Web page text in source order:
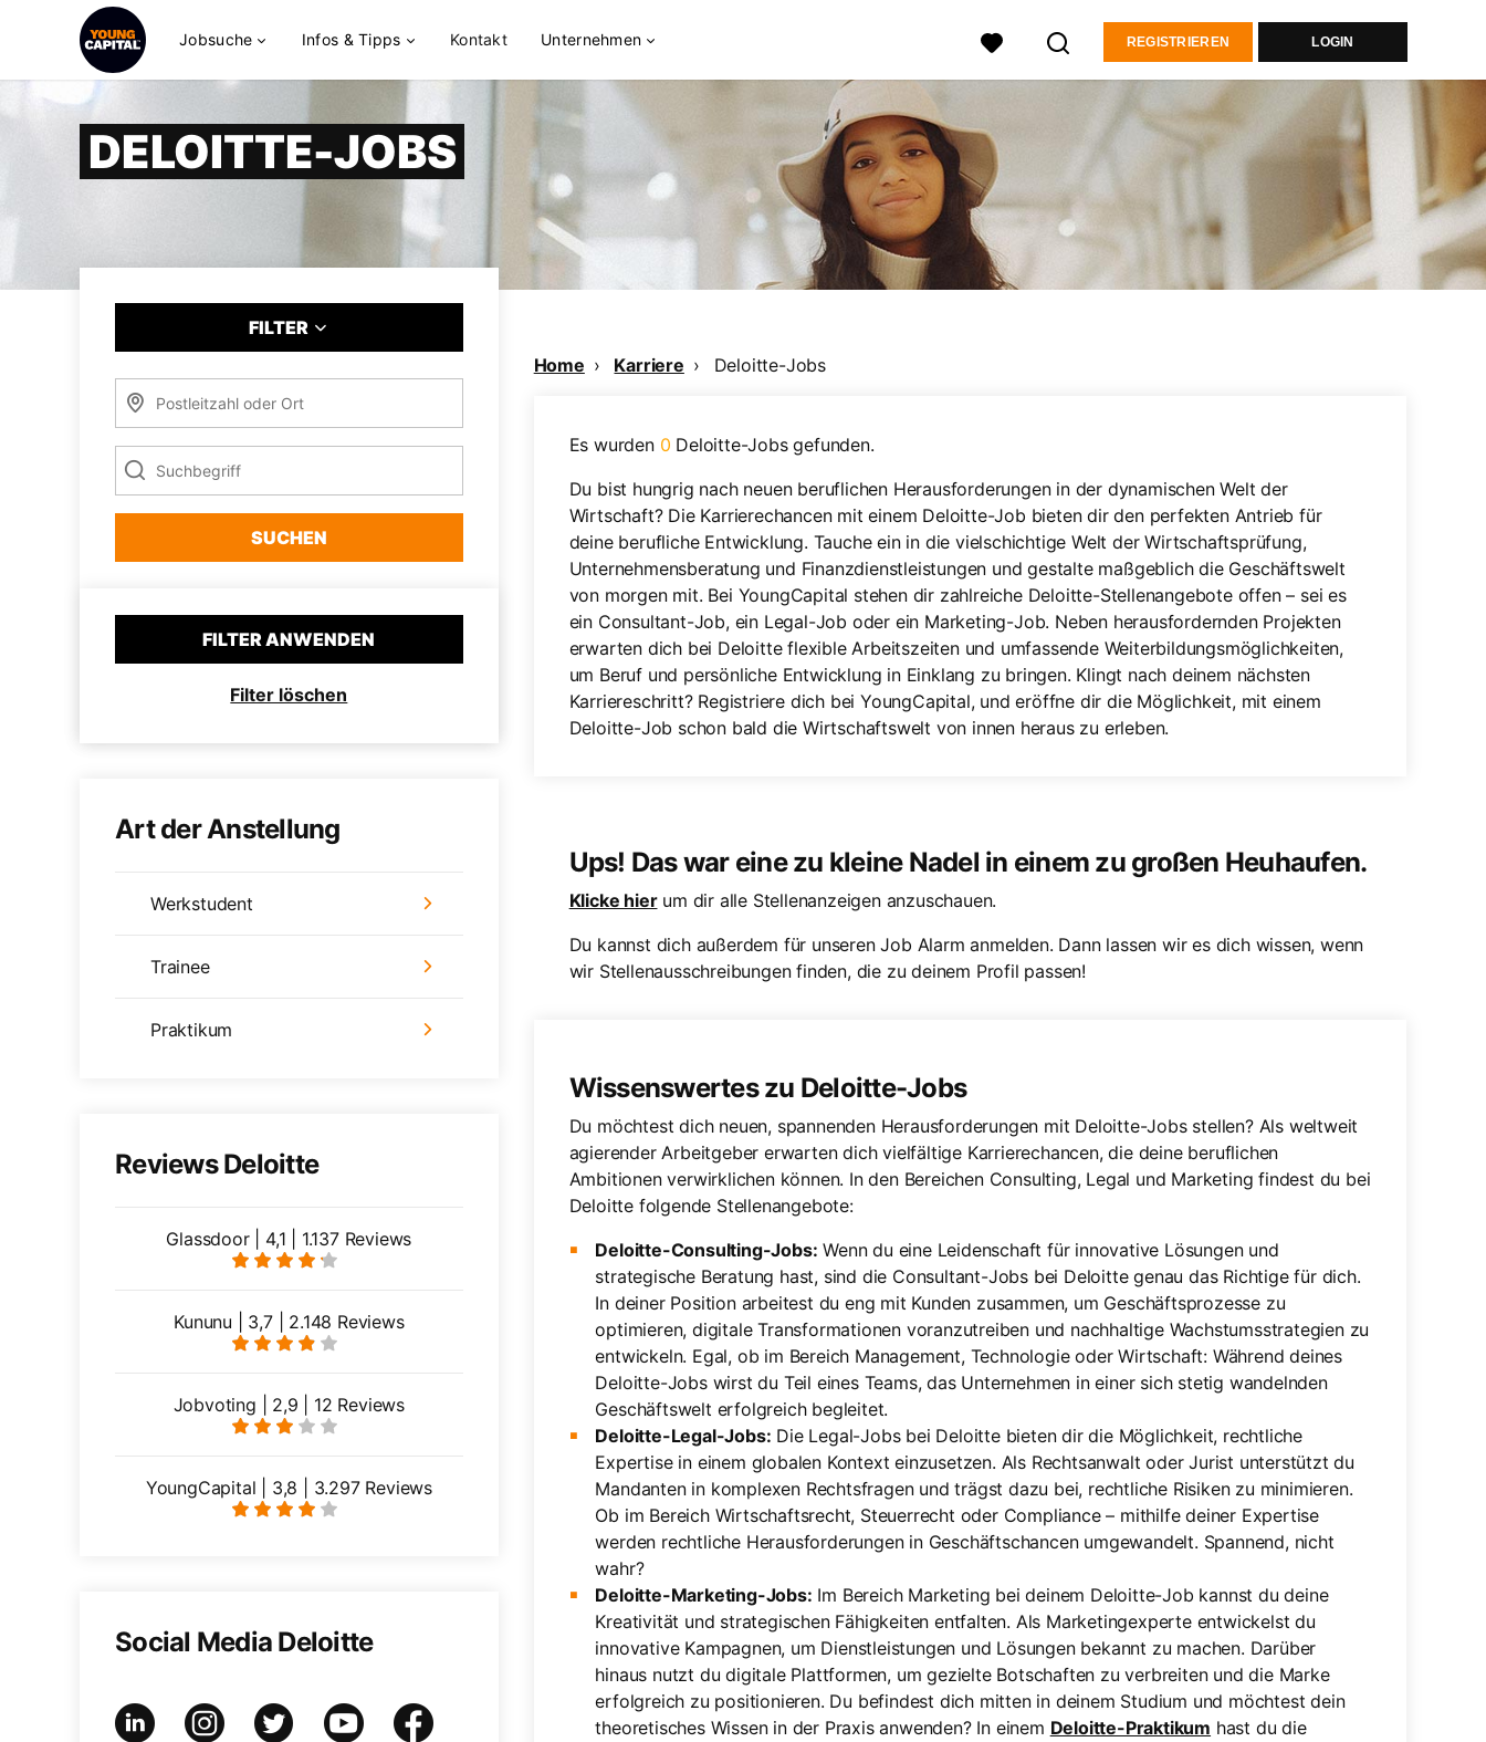
Jobsuche Infos & Tipps Kontakt Unternehmen REGISTRIEREN LOGIN
DELOITTE-JOBS
FILTER
SUCHEN
FILTER ANWENDEN
Filter löschen
Art der Anstellung
Werkstudent
Trainee
Praktikum
Reviews Deloitte
Glassdoor | 4,1 | 1.137 Reviews
Kununu | 3,7 | 2.148 Reviews
Jobvoting | 2,9 | 12 Reviews
YoungCapital | 3,8 | 3.297 Reviews
Social Media Deloitte
Home Karriere Deloitte-Jobs
Es wurden 0 Deloitte-Jobs gefunden.
Du bist hungrig nach neuen beruflichen Herausforderungen in der dynamischen Welt der
Wirtschaft? Die Karrierechancen mit einem Deloitte-Job bieten dir den perfekten Antrieb für
deine berufliche Entwicklung. Tauche ein in die vielschichtige Welt der Wirtschaftsprüfung,
Unternehmensberatung und Finanzdienstleistungen und gestalte maßgeblich die Geschäftswelt
von morgen mit. Bei YoungCapital stehen dir zahlreiche Deloitte-Stellenangebote offen – sei es
ein Consultant-Job, ein Legal-Job oder ein Marketing-Job. Neben herausfordernden Projekten
erwarten dich bei Deloitte flexible Arbeitszeiten und umfassende Weiterbildungsmöglichkeiten,
um Beruf und persönliche Entwicklung in Einklang zu bringen. Klingt nach deinem nächsten
Karriereschritt? Registriere dich bei YoungCapital, und eröffne dir die Möglichkeit, mit einem
Deloitte-Job schon bald die Wirtschaftswelt von innen heraus zu erleben.
Ups! Das war eine zu kleine Nadel in einem zu großen Heuhaufen.
Klicke hierum dir alle Stellenanzeigen anzuschauen.
Du kannst dich außerdem für unseren Job Alarm anmelden. Dann lassen wir es dich wissen, wenn
wir Stellenausschreibungen finden, die zu deinem Profil passen!
Wissenswertes zu Deloitte-Jobs
Du möchtest dich neuen, spannenden Herausforderungen mit Deloitte-Jobs stellen? Als weltweit
agierender Arbeitgeber erwarten dich vielfältige Karrierechancen, die deine beruflichen
Ambitionen verwirklichen können. In den Bereichen Consulting, Legal und Marketing findest du bei
Deloitte folgende Stellenangebote:
Deloitte-Consulting-Jobs: Wenn du eine Leidenschaft für innovative Lösungen und
strategische Beratung hast, sind die Consultant-Jobs bei Deloitte genau das Richtige für dich.
In deiner Position arbeitest du eng mit Kunden zusammen, um Geschäftsprozesse zu
optimieren, digitale Transformationen voranzutreiben und nachhaltige Wachstumsstrategien zu
entwickeln. Egal, ob im Bereich Management, Technologie oder Wirtschaft: Während deines
Deloitte-Jobs wirst du Teil eines Teams, das Unternehmen in einer sich stetig wandelnden
Geschäftswelt erfolgreich begleitet.
Deloitte-Legal-Jobs: Die Legal-Jobs bei Deloitte bieten dir die Möglichkeit, rechtliche
Expertise in einem globalen Kontext einzusetzen. Als Rechtsanwalt oder Jurist unterstützt du
Mandanten in komplexen Rechtsfragen und trägst dazu bei, rechtliche Risiken zu minimieren.
Ob im Bereich Wirtschaftsrecht, Steuerrecht oder Compliance – mithilfe deiner Expertise
werden rechtliche Herausforderungen in Geschäftschancen umgewandelt. Spannend, nicht
wahr?
Deloitte-Marketing-Jobs: Im Bereich Marketing bei deinem Deloitte-Job kannst du deine
Kreativität und strategischen Fähigkeiten entfalten. Als Marketingexperte entwickelst du
innovative Kampagnen, um Dienstleistungen und Lösungen bekannt zu machen. Darüber
hinaus nutzt du digitale Plattformen, um gezielte Botschaften zu verbreiten und die Marke
erfolgreich zu positionieren. Du befindest dich mitten in deinem Studium und möchtest dein
theoretisches Wissen in der Praxis anwenden? In einem Deloitte-Praktikum hast du die